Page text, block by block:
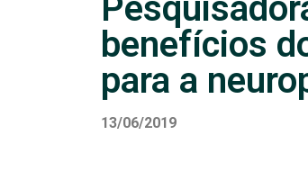
benefícios
para a
13/06/2019